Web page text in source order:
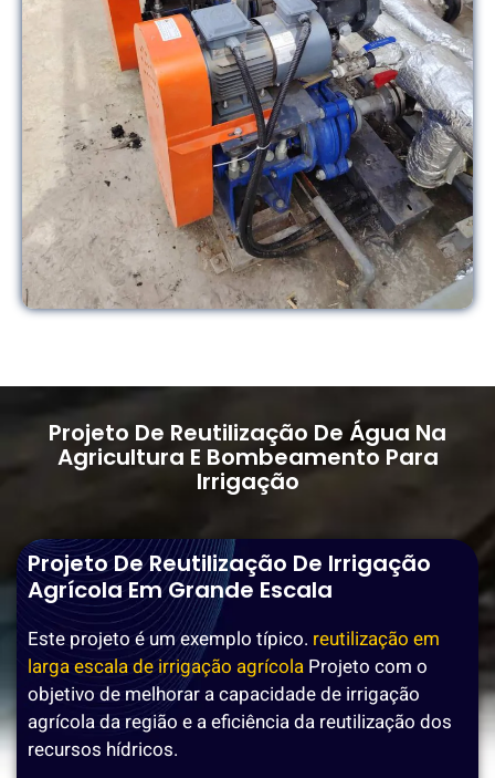
Projeto De Reutilização De Água Na
Agricultura E Bombeamento Para
Irrigação
Projeto De Reutilização De Irrigação
Agrícola Em Grande Escala
Este projeto é um exemplo típico. reutilização em
larga escala de irrigação agrícola Projeto com o
objetivo de melhorar a capacidade de irrigação
agrícola da região e a eficiência da reutilização dos
recursos hídricos.